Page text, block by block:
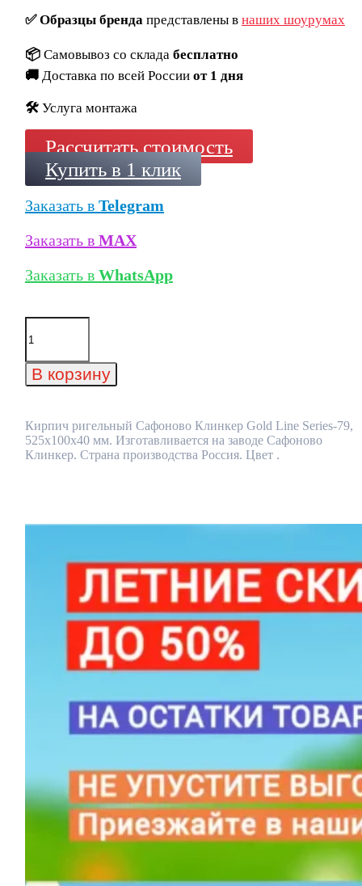
✅Образцы брендапредставлены в наших шоурумах
📦 Самовывоз со склада бесплатно
🚚 Доставка по всей России от 1 дня
🛠️ Услуга монтажа
Рассчитать стоимость
Купить в 1 клик
Заказать в Telegram
Заказать в MAX
Заказать в WhatsApp
Количество
товара
ригельный
Сафоново
Line
Series-
79,
В корзину
Кирпич ригельный Сафоново Клинкер Gold Line Series-79,
525x100x40 мм. Изготавливается на заводе Сафоново
Клинкер. Страна производства Россия. Цвет .